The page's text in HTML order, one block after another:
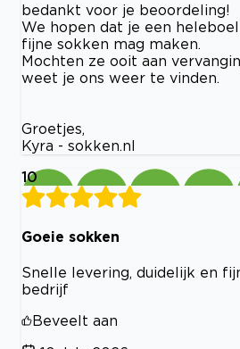
bedankt voor je beoordeling!
We hopen dat je een
fijne sokken mag maken.
Mochten ze ooit aan
weet je ons weer te vinden.
Groetjes,
Kyra - sokken.nl
10
Goeie sokken
Snelle levering, duidelijk en
bedrijf
Beveelt aan